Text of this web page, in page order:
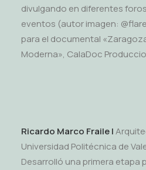
divulgando en diferentes
eventos (autor imagen:
para el documental
Moderna», CalaDoc
Ricardo Marco Fraile |
Universidad Politécnica de
Desarrolló una primera etapa